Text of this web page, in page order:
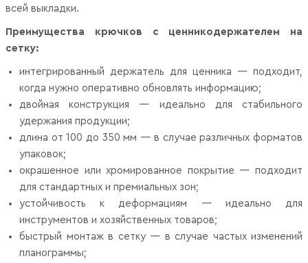
всей выкладки.
Преимущества крючков с ценникодержателем на
сетку:
интегрированный держатель для ценника — подходит,
когда нужно оперативно обновлять информацию;
двойная конструкция — идеально для стабильного
удержания продукции;
длина от 100 до 350 мм — в случае различных форматов
упаковок;
окрашенное или хромированное покрытие — подходит
для стандартных и премиальных зон;
устойчивость к деформациям — идеально для
инструментов и хозяйственных товаров;
быстрый монтаж в сетку — в случае частых изменений
планограммы;